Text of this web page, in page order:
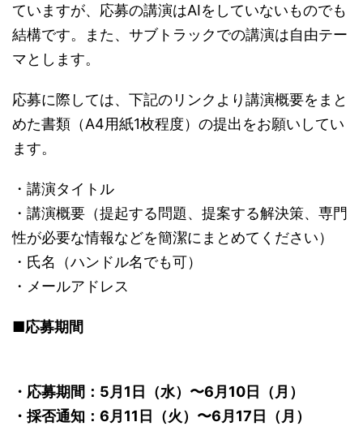
ていますが、応募の講演はAIをしていないものでも
結構です。また、サブトラックでの講演は自由テー
マとします。
応募に際しては、下記のリンクより講演概要をまと
めた書類（A4用紙1枚程度）の提出をお願いしてい
ます。
・講演タイトル
・講演概要（提起する問題、提案する解決策、専門
性が必要な情報などを簡潔にまとめてください）
・氏名（ハンドル名でも可）
・メールアドレス
■応募期間
・応募期間：5月1日（水）〜6月10日（月）
・採否通知：6月11日（火）〜6月17日（月）